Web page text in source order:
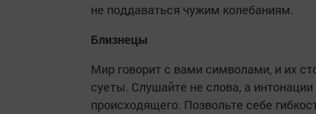
не поддаваться чужим колебаниям.
Близнецы
Мир говорит с вами символами, и их
суеты. Слушайте не слова, а
происходящего. Позвольте себе